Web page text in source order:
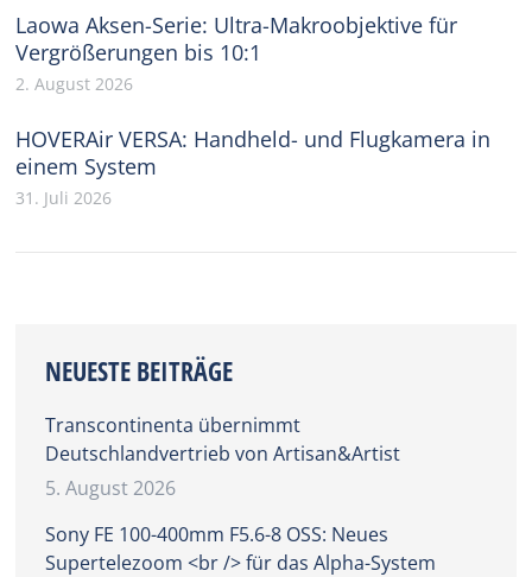
Laowa Aksen-Serie: Ultra-Makroobjektive für
Vergrößerungen bis 10:1
2. August 2026
HOVERAir VERSA: Handheld- und Flugkamera in
einem System
31. Juli 2026
NEUESTE BEITRÄGE
Transcontinenta übernimmt
Deutschlandvertrieb von Artisan&Artist
5. August 2026
Sony FE 100-400mm F5.6-8 OSS: Neues
Supertelezoom <br /> für das Alpha-System